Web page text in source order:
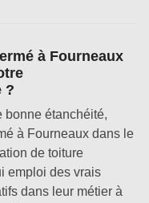
à Fourneaux
?
bonne étanchéité,
à Fourneaux dans le
de toiture
emploi des vrais
dans leur métier à